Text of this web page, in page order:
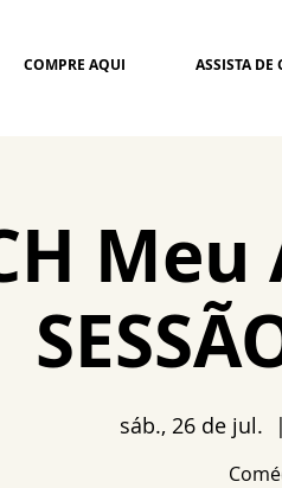
COMPRE AQUI ASSISTA DE
sáb., 26 de jul.